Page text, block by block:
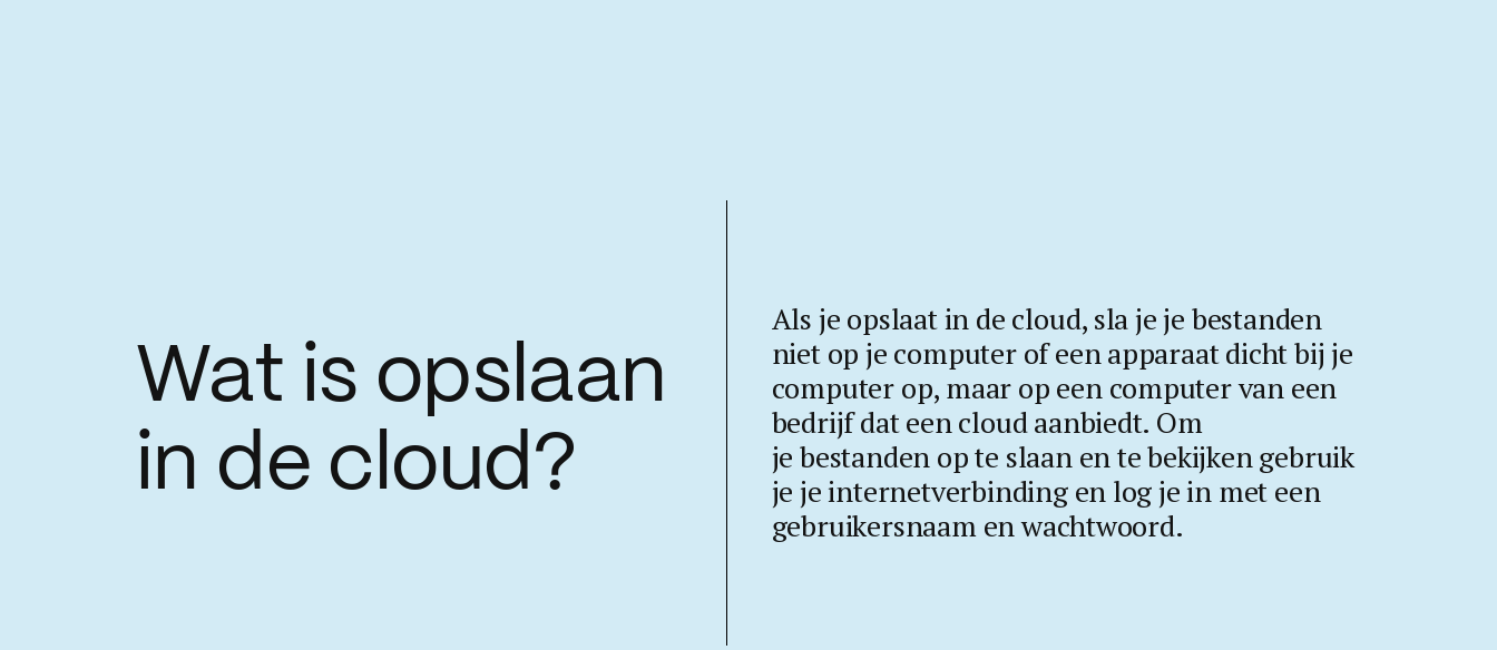
Wat is opslaan
in de cloud?
Als je opslaat in de cloud, sla je je bestanden
niet op je computer of een apparaat dicht bij je
computer op, maar op een computer van een
bedrijf dat een cloud aanbiedt. Om
je bestanden op te slaan en te bekijken gebruik
je je internetverbinding en log je in met een
gebruikersnaam en wachtwoord.